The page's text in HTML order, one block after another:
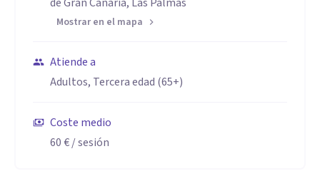
Mi formación es continua para poder estar en vanguardia
demandas que puedan traer los consultantes.
Mostrar en el mapa
Atiende a
Adultos, Tercera edad (65+)
Coste medio
60 €/ sesión